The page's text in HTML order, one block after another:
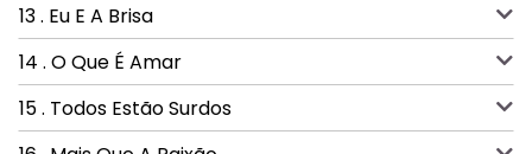
13 . Eu E A Brisa
14 . O Que É Amar
15 . Todos Estão Surdos